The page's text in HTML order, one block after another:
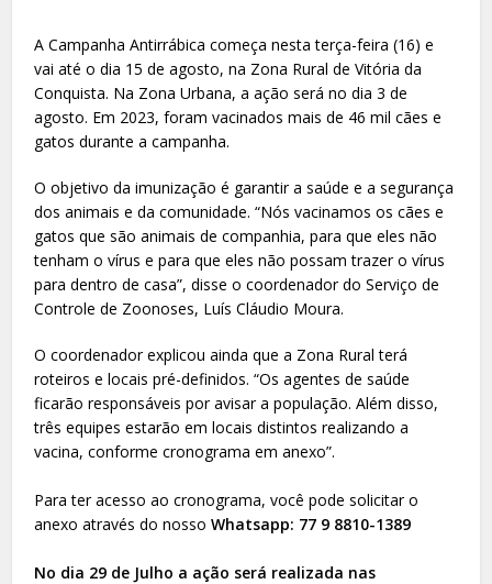
A Campanha Antirrábica começa nesta terça-feira (16) e
vai até o dia 15 de agosto, na Zona Rural de Vitória da
Conquista. Na Zona Urbana, a ação será no dia 3 de
agosto. Em 2023, foram vacinados mais de 46 mil cães e
gatos durante a campanha.
O objetivo da imunização é garantir a saúde e a segurança
dos animais e da comunidade. “Nós vacinamos os cães e
gatos que são animais de companhia, para que eles não
tenham o vírus e para que eles não possam trazer o vírus
para dentro de casa”, disse o coordenador do Serviço de
Controle de Zoonoses, Luís Cláudio Moura.
O coordenador explicou ainda que a Zona Rural terá
roteiros e locais pré-definidos. “Os agentes de saúde
ficarão responsáveis por avisar a população. Além disso,
três equipes estarão em locais distintos realizando a
vacina, conforme cronograma em anexo”.
Para ter acesso ao cronograma, você pode solicitar o
anexo através do nossoWhatsapp: 77 9 8810-1389
No dia 29 de Julho a ação será realizada nas